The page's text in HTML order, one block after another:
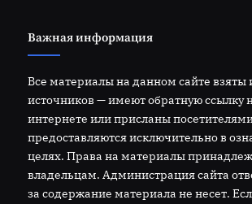
Важная информация
Все материалы на данном сайте взяты
источников — имеют обратную ссылку
интернете или присланы
предоставляются исключительно в
целях. Права на материалы
владельцам. Администрация сайта
за содержание материала не несет.